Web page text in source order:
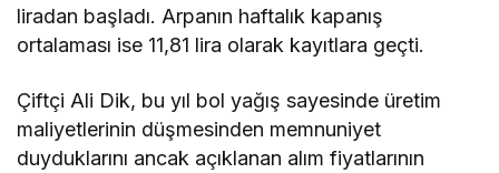
liradan başladı. Arpanın haftalık kapanış
ortalaması ise 11,81 lira olarak kayıtlara geçti.
Çiftçi Ali Dik, bu yıl bol yağış sayesinde üretim
maliyetlerinin düşmesinden memnuniyet
duyduklarını ancak açıklanan alım fiyatlarının